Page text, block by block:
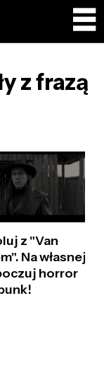
z frazą
z "Van
Na własnej
horror